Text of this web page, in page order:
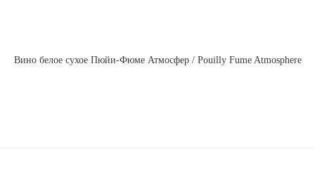
Вино белое сухое Пюйи-Фюме Атмосфер / Pouilly Fume Atmosphere